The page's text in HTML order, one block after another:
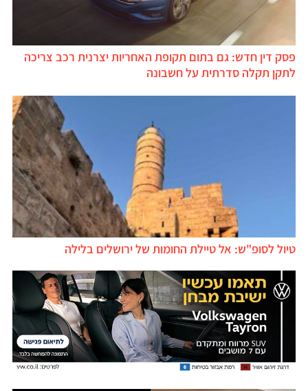
פסק דין חדש: גם בתום תקופת האחריות יצרנית רכב צריכה
לתקן תקלה סדרתית על חשבונה
טיול לסופ"ש: אל טיילת החומות של ירושלים בלילה